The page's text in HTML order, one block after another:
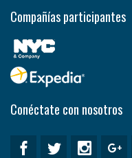
Compañías participantes
Conéctate con nosotros